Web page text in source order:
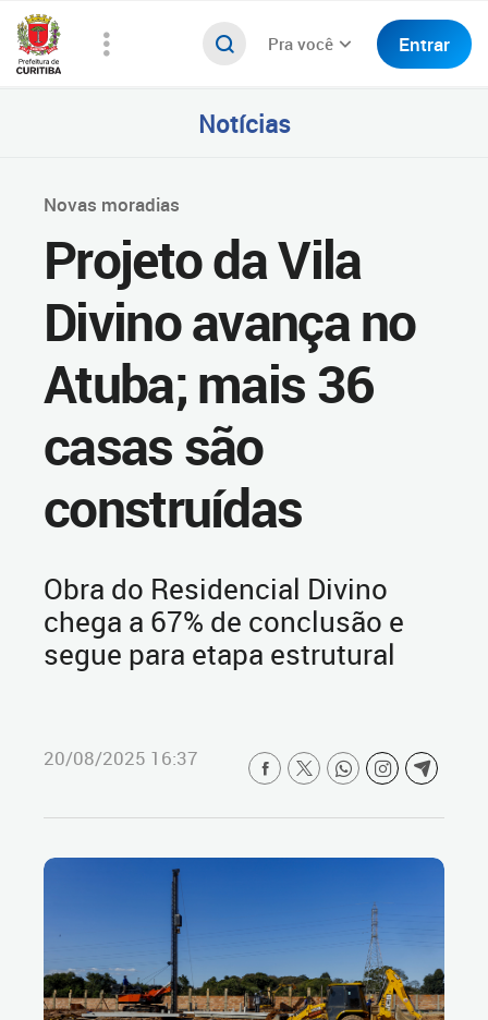
Pra você Entrar
Notícias
Novas moradias
Projeto da Vila
Divino avança no
Atuba; mais 36
casas são
construídas
Obra do Residencial Divino
chega a 67% de conclusão e
segue para etapa estrutural
20/08/2025 16:37